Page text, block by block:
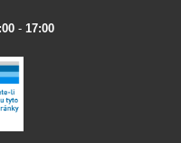
- 17:00